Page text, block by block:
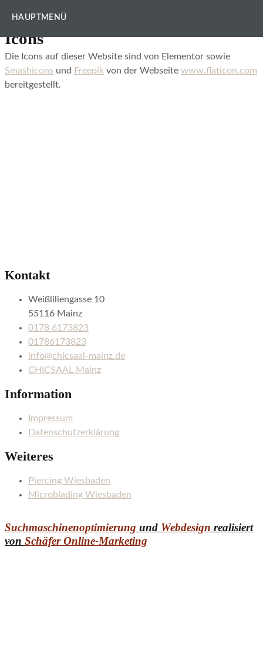
HAUPTMENÜ
Icons
Die Icons auf dieser Website sind von Elementor sowie
Smashicons und Freepik von der Webseite www.flaticon.com
bereitgestellt.
Kontakt
Weißliliengasse 10
55116 Mainz
0178 6173823
01786173823
info@chicsaal-mainz.de
CHICSAAL Mainz
Information
Impressum
Datenschutzerklärung
Weiteres
Piercing Wiesbaden
Microblading Wiesbaden
Suchmaschinenoptimierung und Webdesign realisiert
von Schäfer Online-Marketing